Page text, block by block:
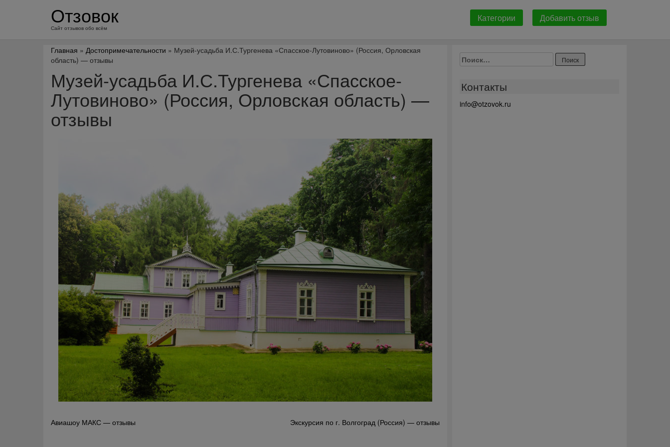
Отзовок
Сайт отзывов обо всём
Категории Добавить отзыв
Главная » Достопримечательности » Музей-усадьба И.С.Тургенева «Спасское-Лутовиново» (Россия, Орловская
область) — отзывы
Музей-усадьба И.С.Тургенева «Спасское-
Лутовиново» (Россия, Орловская область) —
отзывы
Навигация
Авиашоу МАКС — отзывы Экскурсия по г. Волгоград (Россия) — отзывы
Найти:
Контакты
info@otzovok.ru